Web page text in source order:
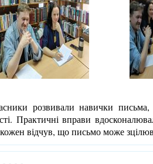
розвивали навички письма,
Практичні вправи
кожен відчув, що письмо може